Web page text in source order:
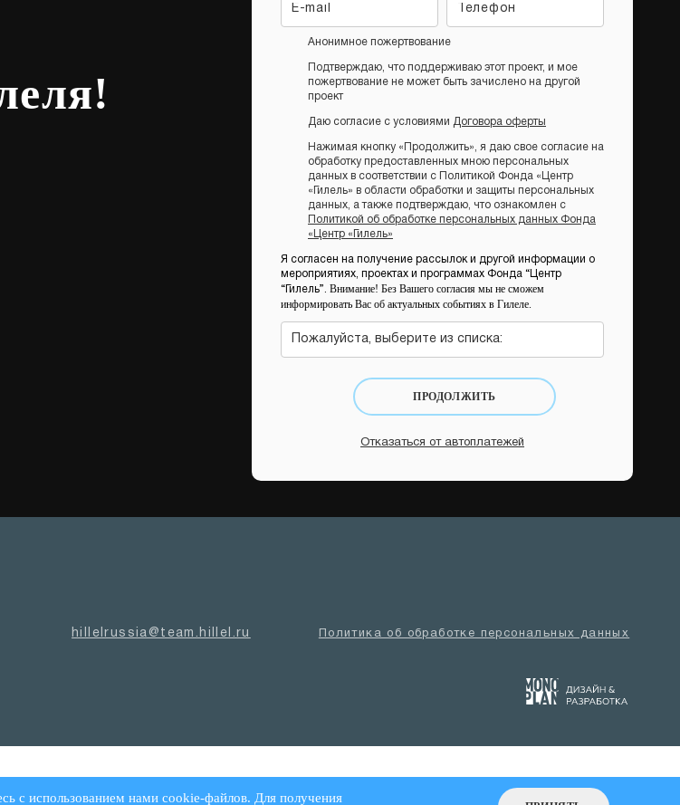
Анонимное пожертвование
Подтверждаю, что поддерживаю этот проект, и мое
пожертвование не может быть зачислено на другой
проект
Даю согласие с условиями Договора оферты
Нажимая кнопку «Продолжить», я даю свое согласие на
обработку предоставленных мною персональных
данных в соответствии с Политикой Фонда «Центр
«Гилель» в области обработки и защиты персональных
данных, а также подтверждаю, что ознакомлен с
Политикой об обработке персональных данных Фонда
«Центр «Гилель»
Я согласен на получение рассылок и другой информации о
мероприятиях, проектах и программах Фонда “Центр
“Гилель”. Внимание! Без Вашего согласия мы не сможем
информировать Вас об актуальных событиях в Гилеле.
Пожалуйста, выберите из списка:
ПРОДОЛЖИТЬ
Отказаться от автоплатежей
hillelrussia@team.hillel.ru Политика об обработке персональных данных
с использованием нами cookie-файлов. Для получения